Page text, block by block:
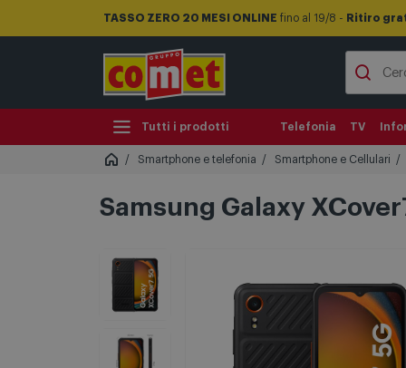
TASSO ZERO 20 MESI ONLINE fino al 19/8 - Ritiro
Tutti i prodotti Telefonia TV
Smartphone e telefonia Smartphone e Cellulari
Samsung Galaxy